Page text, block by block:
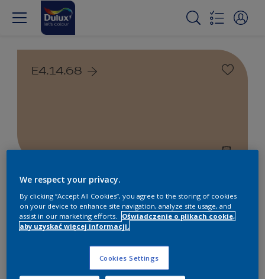
E4.14.68
Farby białe i kolorowe do
wnętrz i na zewnątrz
1Produkty znalezione
Filter
We respect your privacy.
By clicking “Accept All Cookies”, you agree to the storing of cookies
on your device to enhance site navigation, analyze site usage, and
assist in our marketing efforts.
Oświadczenie o plikach cookie,
aby uzyskać więcej informacji.
Cookies Settings